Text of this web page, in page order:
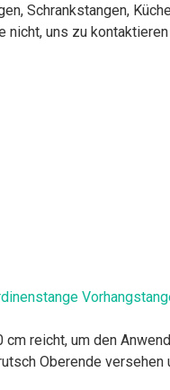
Schrankstangen,
uns zu
reicht, um den
Oberende